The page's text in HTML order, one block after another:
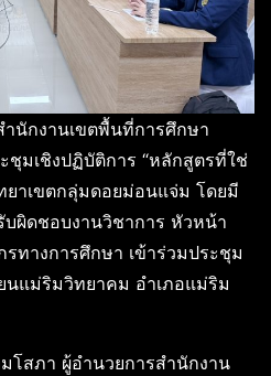
นักงานเขตพื้นที่การศึกษา
ชุมเชิงปฏิบัติการ “หลักสูตรที่ใช่
าเขตกลุ่มดอยม่อนแจ่ม โดยมี
บผิดชอบงานวิชาการ หัวหน้า
ทางการศึกษา เข้าร่วมประชุม
นแม่ริมวิทยาคม อำเภอแม่ริม
โสภา ผู้อำนวยการสำนักงาน